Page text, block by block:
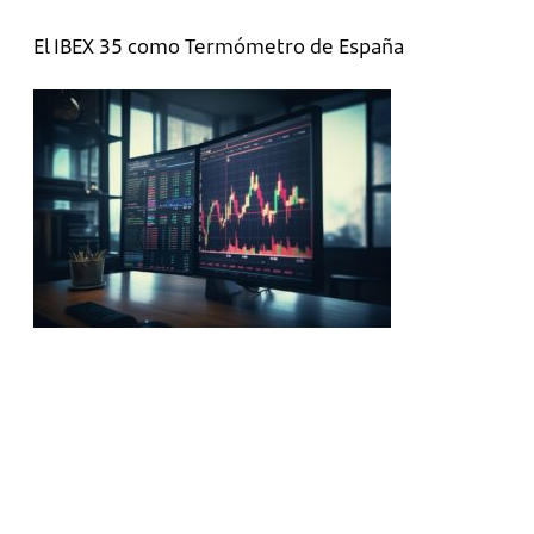
El IBEX 35 como Termómetro de España